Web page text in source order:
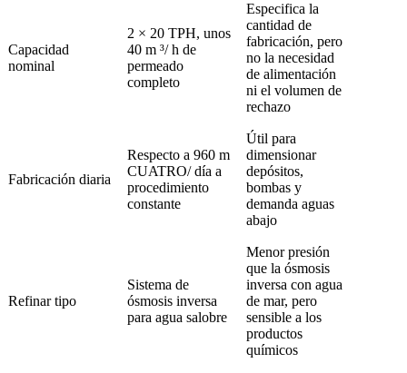
Capacidad
nominal
2 × 20 TPH, unos
40 m ³/ h de
permeado
completo
Especifica la
cantidad de
fabricación, pero
no la necesidad
de alimentación
ni el volumen de
rechazo
Fabricación diaria
Respecto a 960 m
CUATRO/ día a
procedimiento
constante
Útil para
dimensionar
depósitos,
bombas y
demanda aguas
abajo
Refinar tipo
Sistema de
ósmosis inversa
para agua salobre
Menor presión
que la ósmosis
inversa con agua
de mar, pero
sensible a los
productos
químicos